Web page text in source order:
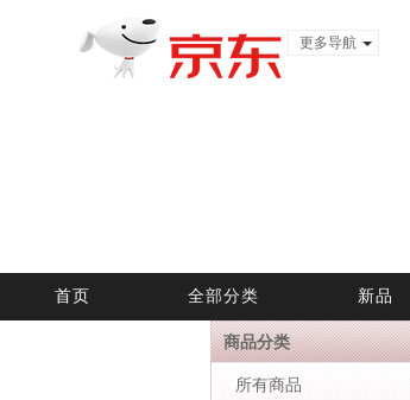
更多导航
新品
全部分类
首页
商品分类
所有商品